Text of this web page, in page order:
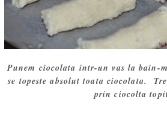
Punem ciocolata intr-un vas la bain-
se topeste absolut toata ciocolata.
prin ciocolta